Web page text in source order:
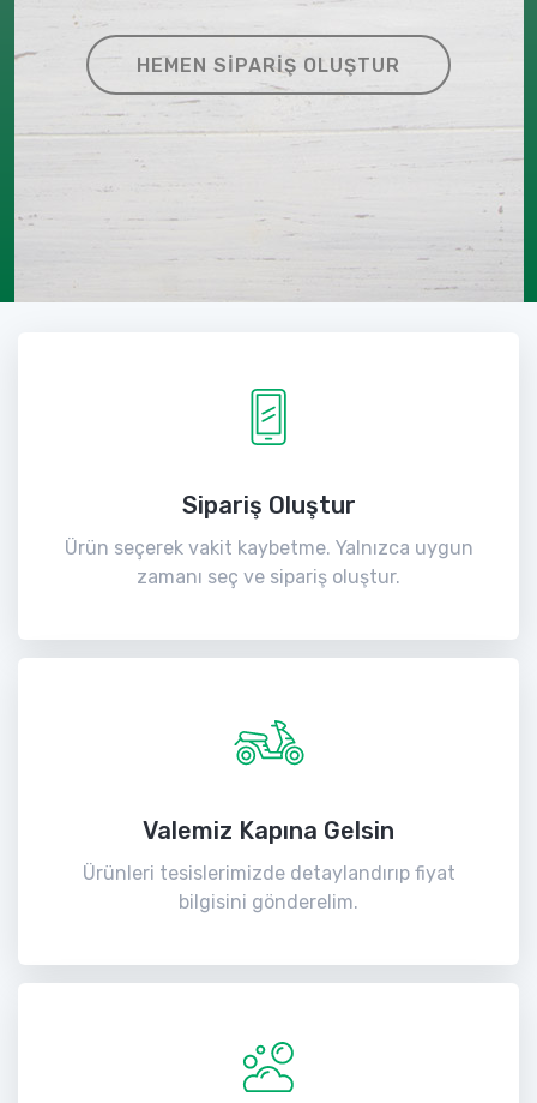
HEMEN SIPARIŞ OLUŞTUR
Sipariş Oluştur
Ürün seçerek vakit kaybetme. Yalnızca uygun
zamanı seç ve sipariş oluştur.
Valemiz Kapına Gelsin
Ürünleri tesislerimizde detaylandırıp fiyat
bilgisini gönderelim.